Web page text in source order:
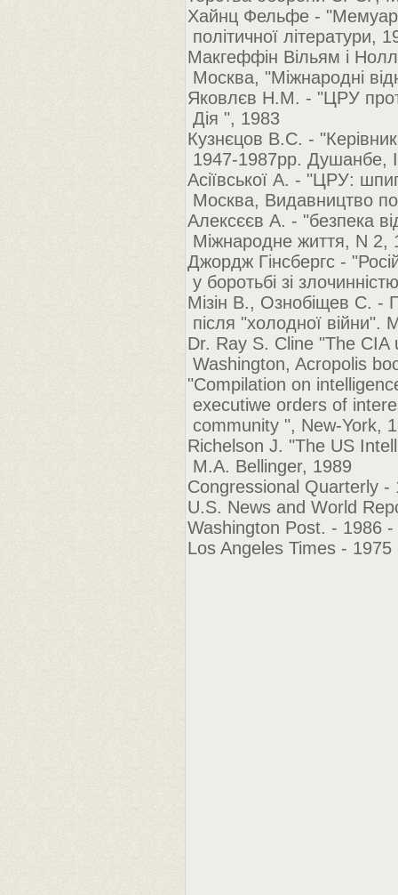
Хайнц Фельфе -
політичної літератури,
Макгеффін Вільям і
Москва, "Міжнародні
Яковлєв Н.М. - "ЦРУ
Дія ", 1983
Кузнєцов В.С. -
1947-1987рр. Душанбе,
Асіївської А. - "ЦРУ:
Москва, Видавництво
Алексєєв А. - "безпека
Міжнародне життя, N 2,
Джордж Гінсбергс -
у боротьбі зі
Мізін В., Ознобіщев С. -
після "холодної
Dr. Ray S. Cline "The
Washington, Acropolis
"Compilation on
executiwe orders of
community ", New-York,
Richelson J. "The US
M.A. Bellinger, 1989
Congressional Quarterly -
U.S. News and World
Washington Post. - 1986
Los Angeles Times - 1975